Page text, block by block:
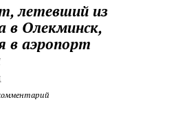
летевший из
в Олекминск,
в аэропорт